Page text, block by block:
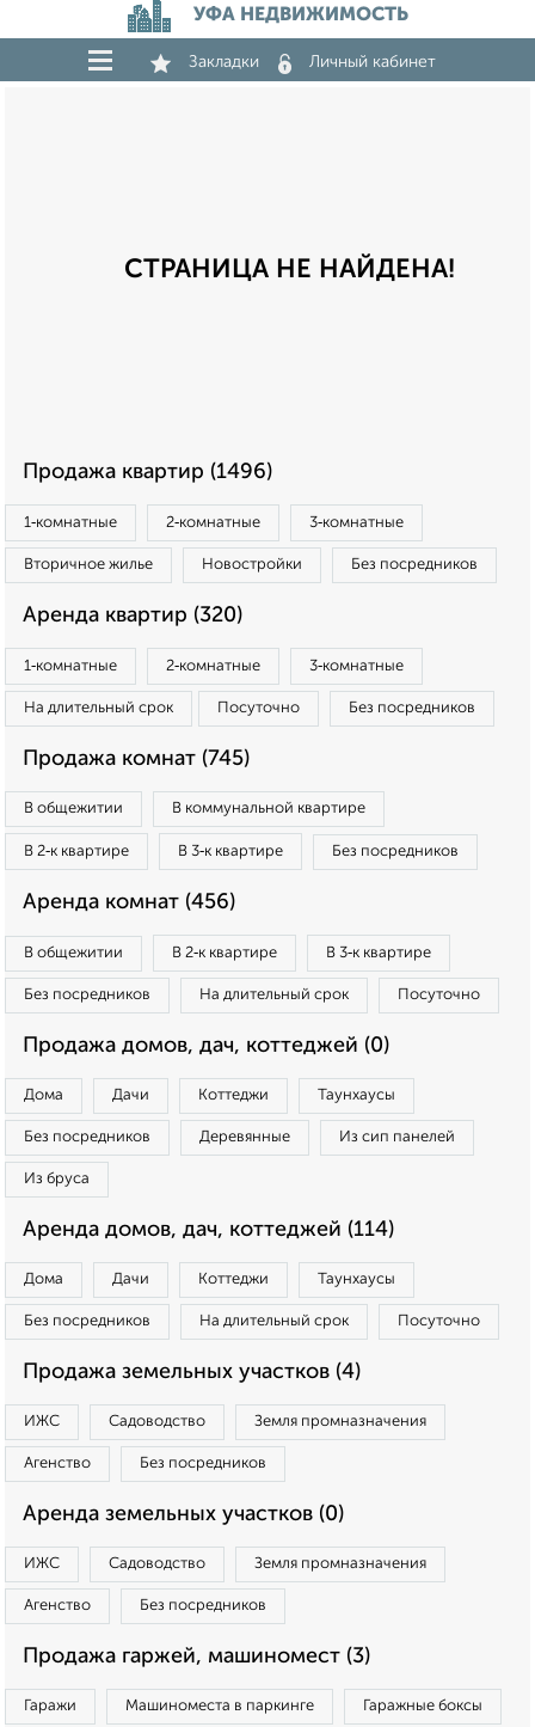
УФА НЕДВИЖИМОСТЬ
Закладки Личный кабинет
СТРАНИЦА НЕ НАЙДЕНА!
Продажа квартир (1496)
1‑комнатные 2‑комнатные 3‑комнатные
Вторичное жилье Новостройки Без посредников
Аренда квартир (320)
1‑комнатные 2‑комнатные 3‑комнатные
На длительный срок Посуточно Без посредников
Продажа комнат (745)
В общежитии В коммунальной квартире
В 2‑к квартире В 3‑к квартире Без посредников
Аренда комнат (456)
В общежитии В 2‑к квартире В 3‑к квартире
Без посредников На длительный срок Посуточно
Продажа домов, дач, коттеджей (0)
Дома Дачи Коттеджи Таунхаусы
Без посредников Деревянные Из сип панелей
Из бруса
Аренда домов, дач, коттеджей (114)
Дома Дачи Коттеджи Таунхаусы
Без посредников На длительный срок Посуточно
Продажа земельных участков (4)
ИЖС Садоводство Земля промназначения
Агенство Без посредников
Аренда земельных участков (0)
ИЖС Садоводство Земля промназначения
Агенство Без посредников
Продажа гаржей, машиномест (3)
Гаражи Машиноместа в паркинге Гаражные боксы